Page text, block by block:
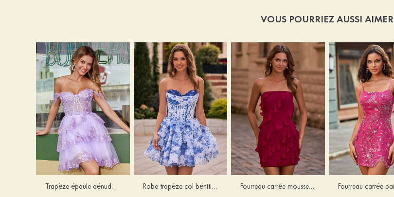
VOUS POURRIEZ AUSSI AIMER
Trapèze épaule dénudée tulle courte/mini robe de fête de la rentrée avec paillettes Robe trapèze col bénitier mousseline courte/mini robe de fête de la rentrée avec appliqué Fourreau carrée mousseline courte/mini robe de fête de la rentré avec volants